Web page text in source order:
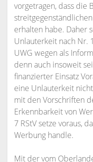
vorgetragen, dass die
streitgegenständlichen
erhalten habe. Daher
Unlauterkeit nach Nr.
UWG wegen als
denn auch insoweit
finanzierter Einsatz
eine Unlauterkeit
mit den Vorschriften
Erkennbarkeit von
7 RStV setze voraus,
Werbung handle.
Mit der vom